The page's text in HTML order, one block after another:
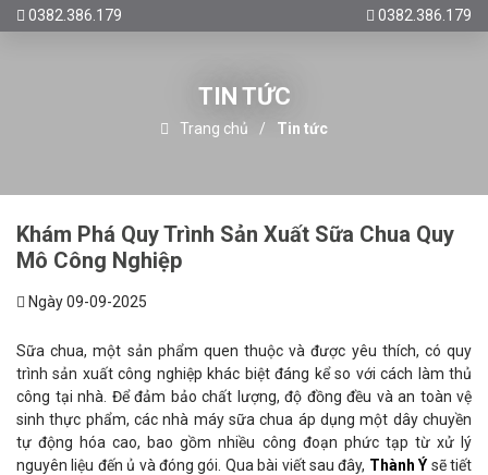
0382.386.179 0382.386.179
TIN TỨC
Trang chủ Tin tức
Khám Phá Quy Trình Sản Xuất Sữa Chua Quy
Mô Công Nghiệp
Ngày 09-09-2025
Sữa chua, một sản phẩm quen thuộc và được yêu thích, có quy
trình sản xuất công nghiệp khác biệt đáng kể so với cách làm thủ
công tại nhà. Để đảm bảo chất lượng, độ đồng đều và an toàn vệ
sinh thực phẩm, các nhà máy sữa chua áp dụng một dây chuyền
tự động hóa cao, bao gồm nhiều công đoạn phức tạp từ xử lý
nguyên liệu đến ủ và đóng gói. Qua bài viết sau đây, Thành Ý sẽ tiết